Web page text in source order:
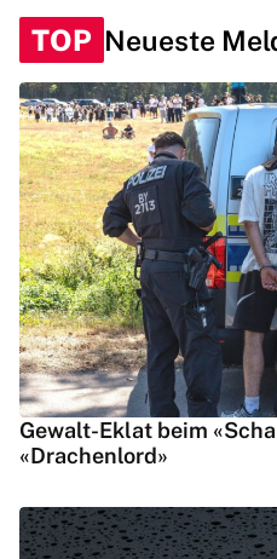
TOP Neueste
Gewalt-Eklat beim
«Drachenlord»